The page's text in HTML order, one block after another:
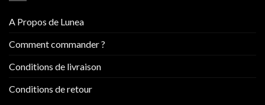
A Propos de Lunea
Comment commander ?
Conditions de livraison
Conditions de retour